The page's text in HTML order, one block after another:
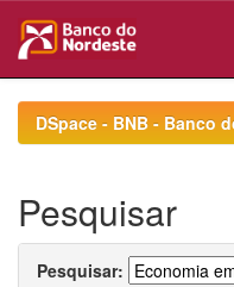
navigationDSpace - BNB - Banco
Pesquisar
Pesquisar: